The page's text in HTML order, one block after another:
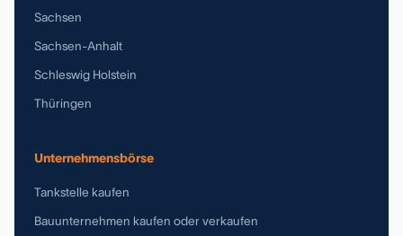
Sachsen
Sachsen-Anhalt
Schleswig Holstein
Thüringen
Unternehmensbörse
Tankstelle kaufen
Bauunternehmen kaufen oder verkaufen